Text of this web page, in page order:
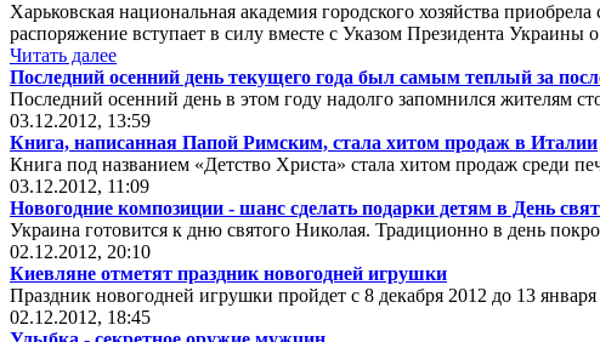
Харьковская национальная академия городского хозяйства
распоряжение вступает в силу вместе с Указом Президента Украины
Читать далее
Последний осенний день текущего года был самым теплый за
Последний осенний день в этом году надолго запомнился жителям
03.12.2012, 13:59
Книга, написанная Папой Римским, стала хитом продаж в Италии
Книга под названием «Детство Христа» стала хитом продаж среди
03.12.2012, 11:09
Новогодние композиции - шанс сделать подарки детям в День
Украина готовится к дню святого Николая. Традиционно в день
02.12.2012, 20:10
Киевляне отметят праздник новогодней игрушки
Праздник новогодней игрушки пройдет с 8 декабря 2012 до 13
02.12.2012, 18:45